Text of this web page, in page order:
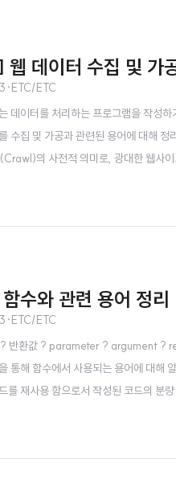
데이터 수집 및 가
·ETC/ETC
데이터를 처리하는 프로그램을 작성
수집 및 가공과 관련된 용어에 대해
의 사전적 의미로, 광대한 웹사
수와 관련 용어 정리
·ETC/ETC
반환값 ? parameter ? argument ?
통해 함수에서 사용되는 용어에 대해
를 재사용 함으로서 작성된 코드의